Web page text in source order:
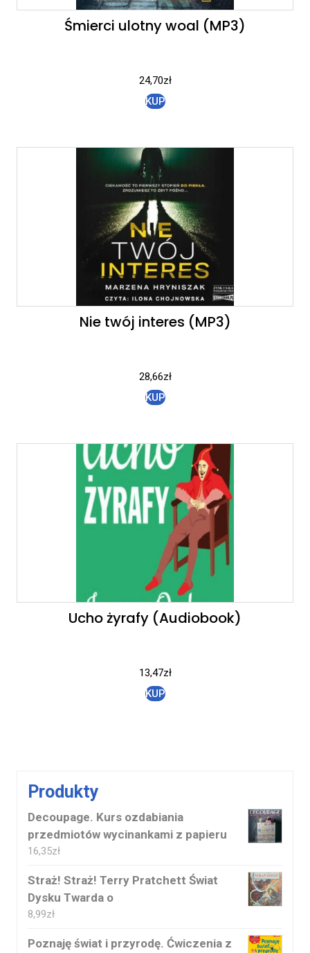
Śmierci ulotny woal (MP3)
24,70zł
KUP
Nie twój interes (MP3)
28,66zł
KUP
Ucho żyrafy (Audiobook)
13,47zł
KUP
Produkty
Decoupage. Kurs ozdabiania
przedmiotów wycinankami z papieru
16,35zł
Straż! Straż! Terry Pratchett Świat
Dysku Twarda o
8,99zł
Poznaję świat i przyrodę. Ćwiczenia z